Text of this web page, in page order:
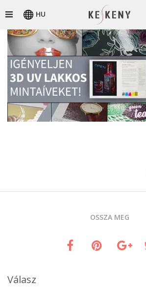
HU
OSSZA MEG
Válasz